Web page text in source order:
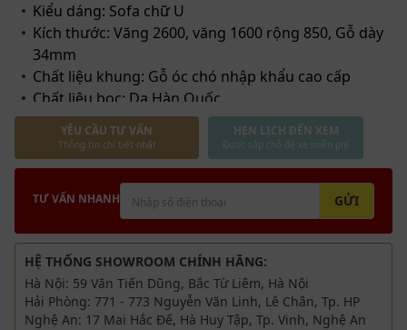
Kiểu dáng: Sofa chữ U
Kích thước: Văng 2600, văng 1600 rộng 850, Gỗ dày
34mm
Chất liệu khung: Gỗ óc chó nhập khẩu cao cấp
Chất liệu bọc: Da Hàn Quốc
Ưu điểm nổi bật: Sử dụng chất liệu khung gỗ óc chó
phong thủy, dòng gỗ mang lại điều may mắn, tài lộc
và sức khỏe cho gia chủ. thiết kế sang trọng hiện
đại, được kết hợp giữa chất liệu gỗ truyền thống và
đệm da cao cấp vừa tiện dụng vừa làm đẹp cho
phòng khách nhà bạn
Miễn phí vận chuyển nội thành
Bảo hành 2 năm
YÊU CẦU TƯ VẤN
Thông tin chi tiết nhất
HẸN LỊCH ĐẾN XEM
Được sắp chỗ để xe miễn phí
TƯ VẤN NHANH GỬI
HỆ THỐNG SHOWROOM CHÍNH HÃNG:
Hà Nội: 59 Văn Tiến Dũng, Bắc Từ Liêm, Hà Nội
Hải Phòng: 771 - 773 Nguyễn Văn Linh, Lê Chân, Tp. HP
Nghệ An: 17 Mai Hắc Đế, Hà Huy Tập, Tp. Vinh, Nghệ An